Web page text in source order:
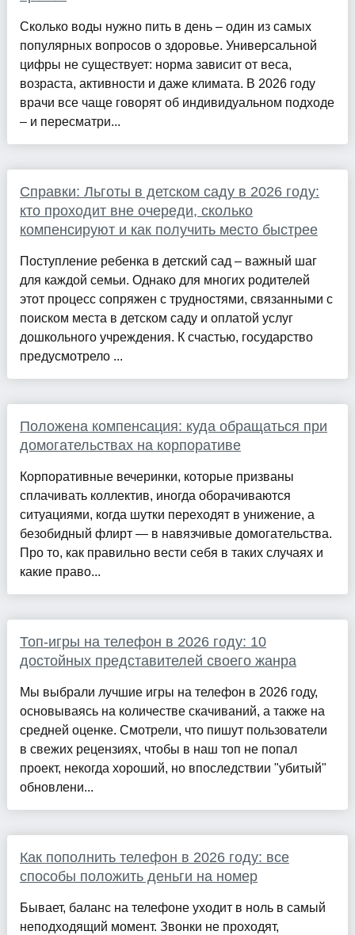
Сколько воды нужно пить в день – один из самых
популярных вопросов о здоровье. Универсальной
цифры не существует: норма зависит от веса,
возраста, активности и даже климата. В 2026 году
врачи все чаще говорят об индивидуальном подходе
– и пересматри...
Справки: Льготы в детском саду в 2026 году:
кто проходит вне очереди, сколько
компенсируют и как получить место быстрее
Поступление ребенка в детский сад – важный шаг
для каждой семьи. Однако для многих родителей
этот процесс сопряжен с трудностями, связанными с
поиском места в детском саду и оплатой услуг
дошкольного учреждения. К счастью, государство
предусмотрело ...
Положена компенсация: куда обращаться при
домогательствах на корпоративе
Корпоративные вечеринки, которые призваны
сплачивать коллектив, иногда оборачиваются
ситуациями, когда шутки переходят в унижение, а
безобидный флирт — в навязчивые домогательства.
Про то, как правильно вести себя в таких случаях и
какие право...
Топ-игры на телефон в 2026 году: 10
достойных представителей своего жанра
Мы выбрали лучшие игры на телефон в 2026 году,
основываясь на количестве скачиваний, а также на
средней оценке. Смотрели, что пишут пользователи
в свежих рецензиях, чтобы в наш топ не попал
проект, некогда хороший, но впоследствии "убитый"
обновлени...
Как пополнить телефон в 2026 году: все
способы положить деньги на номер
Бывает, баланс на телефоне уходит в ноль в самый
неподходящий момент. Звонки не проходят,